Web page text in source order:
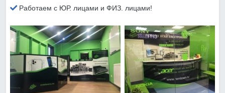
Работаем с ЮР. лицами и ФИЗ. лицами!